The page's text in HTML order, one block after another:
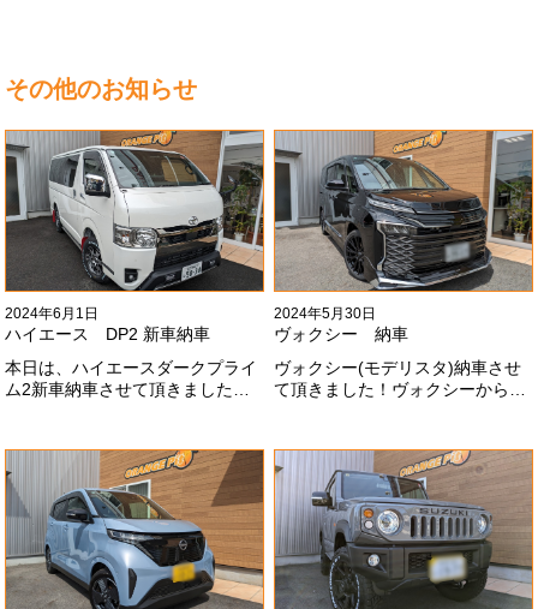
その他のお知らせ
2024年6月1日
ハイエース DP2 新車納車
本日は、ハイエースダークプライ
ム2新車納車させて頂きました！
ました#x1f60a;
2024年5月30日
ヴォクシー 納車
ヴォクシー(モデリスタ)納車させ
て頂きました！ヴォクシーからヴ
利用頂きありがとうございます
#x1f60a;